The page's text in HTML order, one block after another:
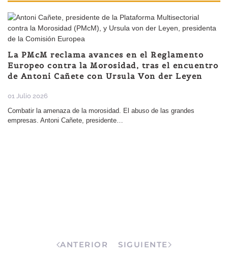
La PMcM reclama avances en el Reglamento
Europeo contra la Morosidad, tras el encuentro
de Antoni Cañete con Ursula Von der Leyen
01 Julio 2026
Combatir la amenaza de la morosidad. El abuso de las grandes
empresas. Antoni Cañete, presidente…
ANTERIOR SIGUIENTE